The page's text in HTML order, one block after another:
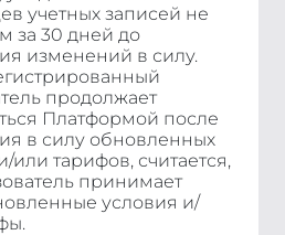
учетных записей не
за 30 дней до
изменений в силу.
продолжает
Платформой после
в силу обновленных
или тарифов, считается,
принимает
условия и/